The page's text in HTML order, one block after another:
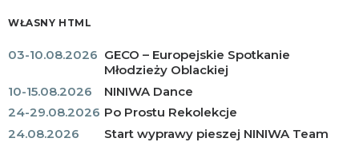
WŁASNY HTML
03-10.08.2026 GECO – Europejskie Spotkanie
Młodzieży Oblackiej
10-15.08.2026
NINIWA Dance
24-29.08.2026 Po Prostu Rekolekcje
24.08.2026
Start wyprawy pieszej NINIWA Team